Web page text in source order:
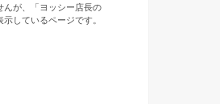
んが、「ヨッシー店長の
しているページです。